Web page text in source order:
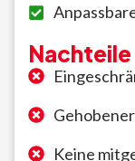
Nachteile
Gehobener
Keine